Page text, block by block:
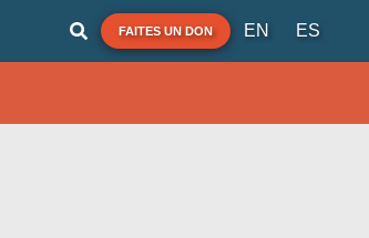
FAITES UN DON EN ES